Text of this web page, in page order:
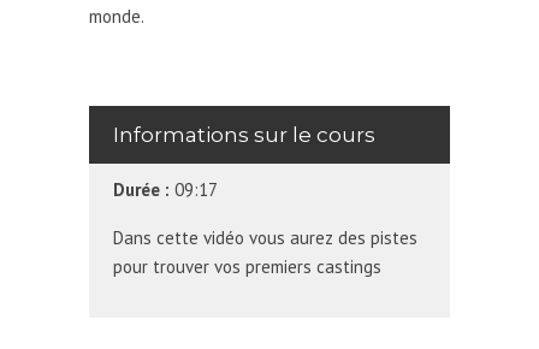
monde.
Informations sur le cours
Durée : 09:17
Dans cette vidéo vous aurez des pistes
pour trouver vos premiers castings